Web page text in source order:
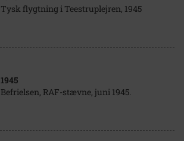
Tysk flygtning i Teestruplejren, 1945
1945
Befrielsen, RAF-stævne, juni 1945.